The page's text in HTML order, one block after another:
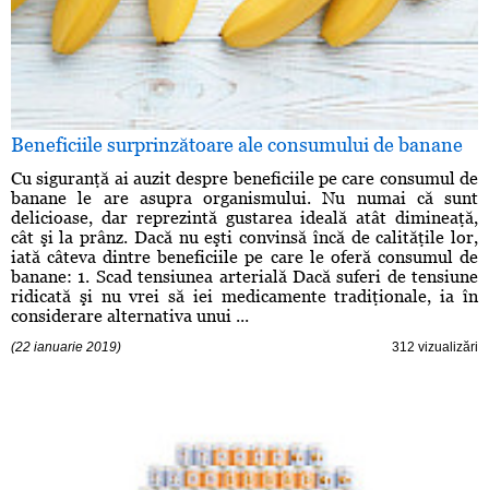
Beneficiile surprinzătoare ale consumului de banane
Cu siguranţă ai auzit despre beneficiile pe care consumul de
banane le are asupra organismului. Nu numai că sunt
delicioase, dar reprezintă gustarea ideală atât dimineaţă,
cât şi la prânz. Dacă nu eşti convinsă încă de calităţile lor,
iată câteva dintre beneficiile pe care le oferă consumul de
banane: 1. Scad tensiunea arterială Dacă suferi de tensiune
ridicată şi nu vrei să iei medicamente tradiţionale, ia în
considerare alternativa unui ...
(22 ianuarie 2019) 312 vizualizări